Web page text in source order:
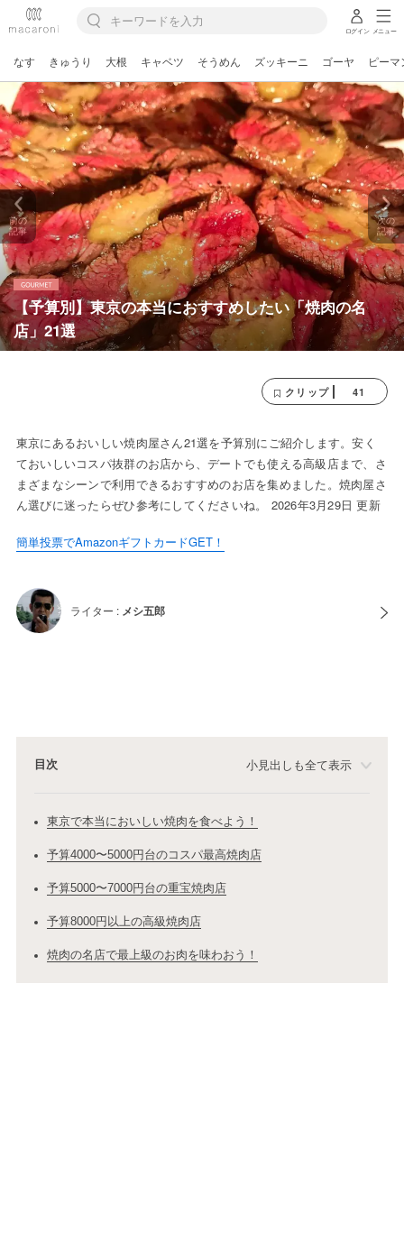
ログイン メニュー
なす きゅうり 大根 キャベツ そうめん ズッキーニ ゴーヤ ピーマ
【予算別】東京の本当におすすめしたい「焼肉の名
店」21選
前の
記事
次の
記事
クリップ 41
東京にあるおいしい焼肉屋さん21選を予算別にご紹介します。安く
ておいしいコスパ抜群のお店から、デートでも使える高級店まで、さ
まざまなシーンで利用できるおすすめのお店を集めました。焼肉屋さ
ん選びに迷ったらぜひ参考にしてくださいね。 2026年3月29日 更新
簡単投票でAmazonギフトカードGET！
ライター : メシ五郎
目次 小見出しも全て表示
東京で本当においしい焼肉を食べよう！
予算4000〜5000円台のコスパ最高焼肉店
予算5000〜7000円台の重宝焼肉店
予算8000円以上の高級焼肉店
焼肉の名店で最上級のお肉を味わおう！